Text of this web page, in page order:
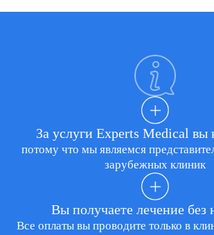
За услуги Experts Medical вы
потому что мы являемся
зарубежных клиник
Вы получаете лечение без
Все оплаты вы проводите только в